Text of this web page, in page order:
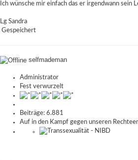
Ich wünsche mir einfach das er irgendwann sein
Lg Sandra
Gespeichert
selfmademan
Administrator
Fest verwurzelt
Beiträge: 6.881
Auf in den Kampf gegen unseren